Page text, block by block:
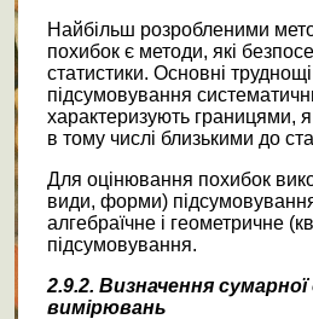
Найбільш розробленими
похибок є методи, які
статистики. Основні
підсумовування
характеризують границями,
в тому числі близькими до
Для оцінювання похибок
види, форми)
алгебраїчне і геометричне
підсумовування.
2.9.2. Визначення сумарної
вимірювань